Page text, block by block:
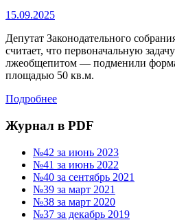
15.09.2025
Депутат Законодательного
считает, что первоначальную
лжеобщепитом — подменили
площадью 50 кв.м.
Подробнее
Журнал в PDF
№42 за июнь 2023
№41 за июнь 2022
№40 за сентябрь 2021
№39 за март 2021
№38 за март 2020
№37 за декабрь 2019